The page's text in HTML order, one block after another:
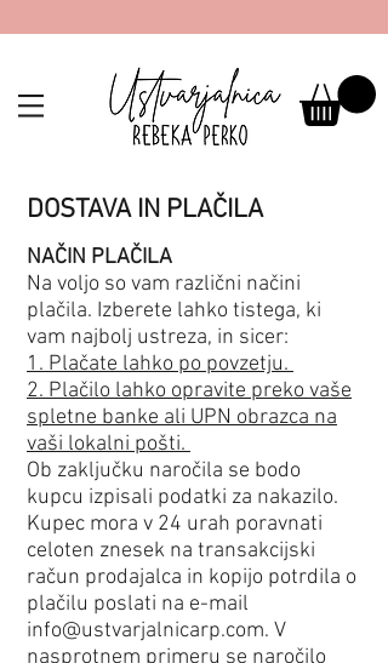
DOSTAVA IN PLAČILA
NAČIN PLAČILA
Na voljo so vam različni načini
plačila. Izberete lahko tistega, ki
vam najbolj ustreza, in sicer:
1. Plačate lahko po povzetju.
2. Plačilo lahko opravite preko vaše
spletne banke ali UPN obrazca na
vaši lokalni pošti.
Ob zaključku naročila se bodo
kupcu izpisali podatki za nakazilo.
Kupec mora v 24 urah poravnati
celoten znesek na transakcijski
račun prodajalca in kopijo potrdila o
plačilu poslati na e-mail
info@ustvarjalnicarp.com. V
nasprotnem primeru se naročilo